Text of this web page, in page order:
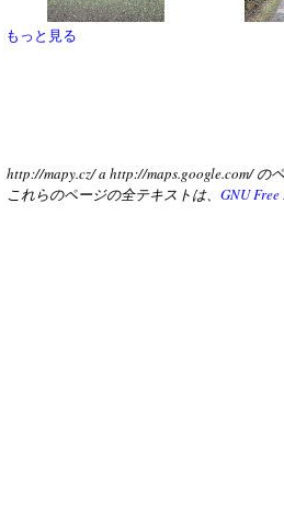
もっと見る
http://mapy.cz/ a http://maps.google.com/
これらのページの全テキストは、 GNU